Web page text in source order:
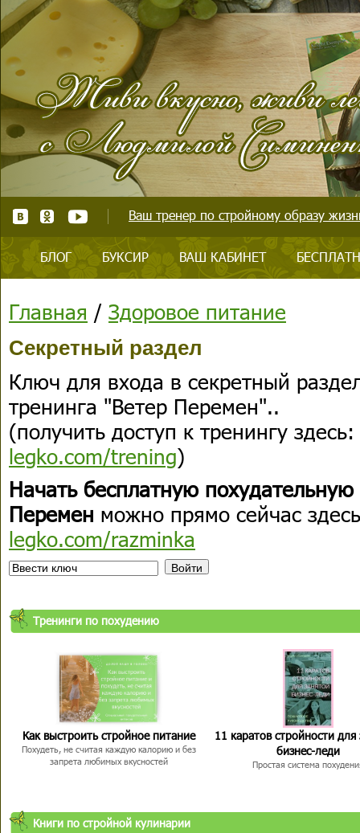
Ваш тренер по стройному образу
БЛОГ БУКСИР ВАШ КАБИНЕТ
Главная / Здоровое питание
Секретный раздел
Ключ для входа в секретный
тренинга "Ветер Перемен"..
(получить доступ к тренингу здесь:
legko.com/trening)
Начать бесплатную
Перемен можно прямо сейчас
legko.com/razminka
Тренинги по похудению
Как выстроить стройное питание
Похудеть, не считая каждую калорию и без
запрета любимых вкусностей
11 каратов стройности для
бизнес-леди
Простая система
Книги по стройной кулинарии